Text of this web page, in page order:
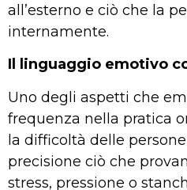
all’esterno e ciò che la
internamente.
Il linguaggio emotivo
Uno degli aspetti che
frequenza nella pratica
la difficoltà delle
precisione ciò che
stress, pressione o